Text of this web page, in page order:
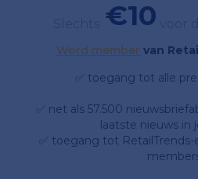
€10
Word member van
✅ toegang tot alle
✅ net als 57.500
laatste nieuws in
✅ toegang tot